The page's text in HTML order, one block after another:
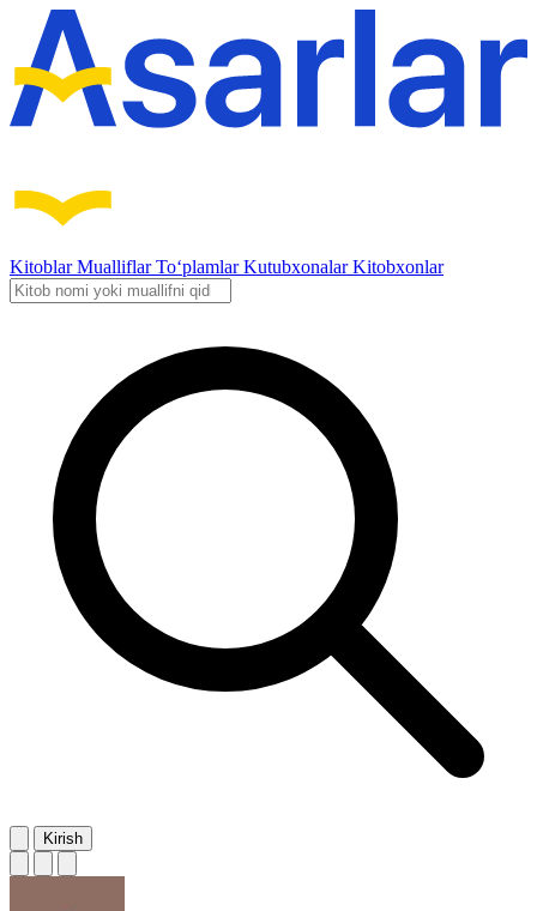
KitoblarMualliflarTo‘plamlarKutubxonalarKitobxonlar
Kirish